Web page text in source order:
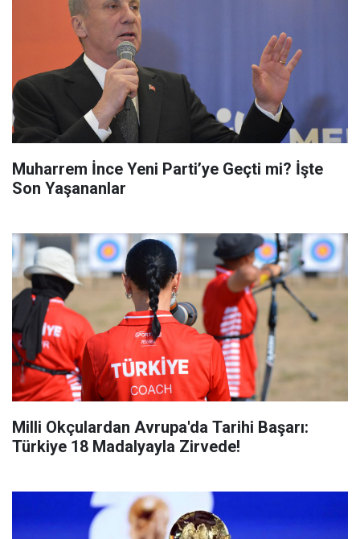
Muharrem İnce Yeni Parti’ye Geçti mi? İşte
Son Yaşananlar
Milli Okçulardan Avrupa'da Tarihi Başarı:
Türkiye 18 Madalyayla Zirvede!